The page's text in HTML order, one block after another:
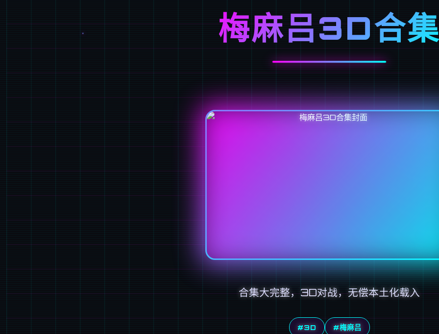
梅麻吕3D合
合集大完整，3D对战，无偿本土化载入
#3D #梅麻吕